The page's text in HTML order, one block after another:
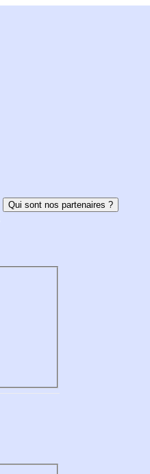
Qui sont nos partenaires ?